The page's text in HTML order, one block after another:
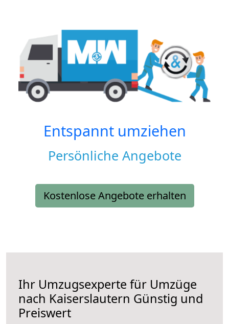
Entspannt umziehen
Persönliche Angebote
Kostenlose Angebote erhalten
Ihr Umzugsexperte für Umzüge
nach Kaiserslautern Günstig und
Preiswert